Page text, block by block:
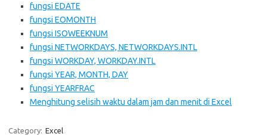
fungsi EDATE
fungsi EOMONTH
fungsi ISOWEEKNUM
fungsi NETWORKDAYS, NETWORKDAYS.INTL
fungsi WORKDAY, WORKDAY.INTL
fungsi YEAR, MONTH, DAY
fungsi YEARFRAC
Menghitung selisih waktu dalam jam dan menit di Excel
Category: Excel